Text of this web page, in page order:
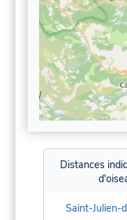
Distances
Saint-Julien-